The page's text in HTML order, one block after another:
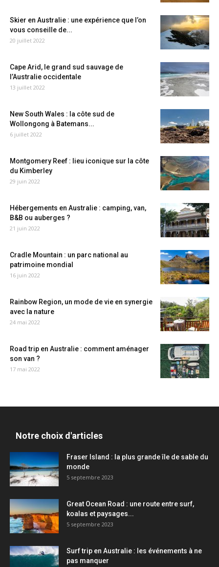
Skier en Australie : une expérience que l’on
vous conseille de...
20 juillet 2022
Cape Arid, le grand sud sauvage de
l’Australie occidentale
13 juillet 2022
New South Wales : la côte sud de
Wollongong à Batemans...
6 juillet 2022
Montgomery Reef : lieu iconique sur la côte
du Kimberley
29 juin 2022
Hébergements en Australie : camping, van,
B&B ou auberges ?
21 juin 2022
Cradle Mountain : un parc national au
patrimoine mondial
16 juin 2022
Rainbow Region, un mode de vie en synergie
avec la nature
24 mai 2022
Road trip en Australie : comment aménager
son van ?
17 mai 2022
Notre choix d'articles
Fraser Island : la plus grande île de sable du
monde
5 septembre 2023
Great Ocean Road : une route entre surf,
koalas et paysages...
5 septembre 2023
Surf trip en Australie : les événements à ne
pas manquer